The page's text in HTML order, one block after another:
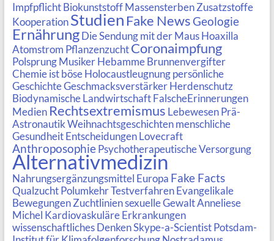
Impfpflicht Biokunststoff Massensterben Zusatzstoffe
Kooperation Studien Fake News Geologie
Ernährung Die Sendung mit der Maus Hoaxilla
Atomstrom Pflanzenzucht Coronaimpfung
Polsprung Musiker Hebamme Brunnenvergifter
Chemie ist böse Holocaustleugnung persönliche
GeschichteGeschmacksverstärker Herdenschutz
Biodynamische Landwirtschaft FalscheErinnerungen
Medien Rechtsextremismus Lebewesen Prä-
AstronautikWeihnachtsgeschichten menschliche
Gesundheit Entscheidungen Lovecraft
Anthroposophie Psychotherapeutische Versorgung
Alternativmedizin
Nahrungsergänzungsmittel Europa Fake Facts
Qualzucht PolumkehrTestverfahren Evangelikale
Bewegungen Zuchtliniensexuelle GewaltAnneliese
Michel Kardiovaskuläre Erkrankungen
wissenschaftliches DenkenSkype-a-Scientist Potsdam-